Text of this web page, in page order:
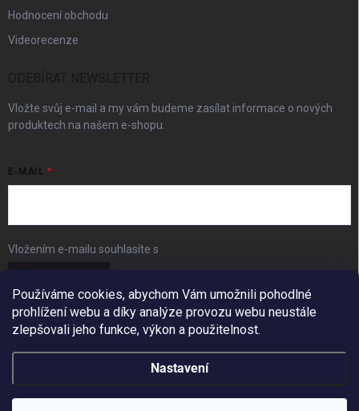
Používáme cookies, abychom Vám umožnili pohodlné
prohlížení webu a díky analýze provozu webu neustále
zlepšovali jeho funkce, výkon a použitelnost.
Nastavení
Hodnocení obchodu
Videorecenze
Vložte svůj e-mail a my vám budeme zasílat informace o nových
produktech na našem e-shopu.
E-MAIL
Vložením e-mailu souhlasíte s
FACEBOOK
Copyright 2026BudešIN. Všechna práva vyhrazena.